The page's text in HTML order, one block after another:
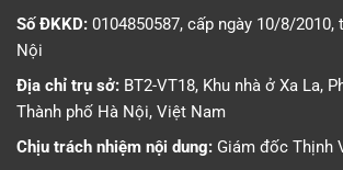
Số ĐKKD: 0104850587, cấp ngày 10/8/
Nội
Địa chỉ trụ sở: BT2-VT18, Khu nhà ở Xa La,
Thành phố Hà Nội, Việt Nam
Chịu trách nhiệm nội dung: Giám đốc Thịnh